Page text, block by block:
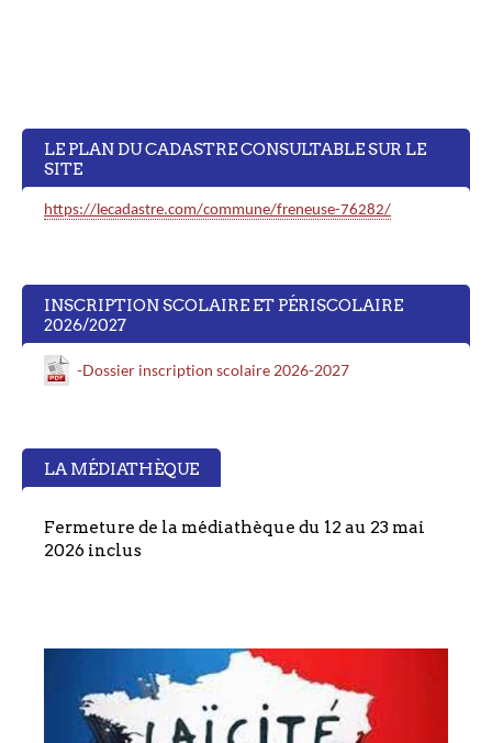
LE PLAN DU CADASTRE CONSULTABLE SUR LE
SITE
https://lecadastre.com/commune/freneuse-76282/
INSCRIPTION SCOLAIRE ET PÉRISCOLAIRE
2026/2027
-Dossier inscription scolaire 2026-2027
LA MÉDIATHÈQUE
Fermeture de la médiathèque du 12 au 23 mai
2026 inclus